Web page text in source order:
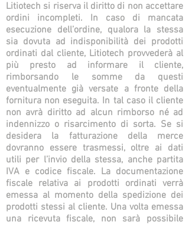
Litiotech si riserva il diritto di non accettare
ordini incompleti. In caso di mancata
esecuzione dell’ordine, qualora la stessa
sia dovuta ad indisponibilità dei prodotti
ordinati dal cliente, Litiotech provvederà al
più presto ad informare il cliente,
rimborsando le somme da questi
eventualmente già versate a fronte della
fornitura non eseguita. In tal caso il cliente
non avrà diritto ad alcun rimborso né ad
indennizzo o risarcimento di sorta. Se si
desidera la fatturazione della merce
dovranno essere trasmessi, oltre ai dati
utili per l’invio della stessa, anche partita
IVA e codice fiscale. La documentazione
fiscale relativa ai prodotti ordinati verrà
emessa al momento della spedizione dei
prodotti stessi al cliente. Una volta emessa
una ricevuta fiscale, non sarà possibile